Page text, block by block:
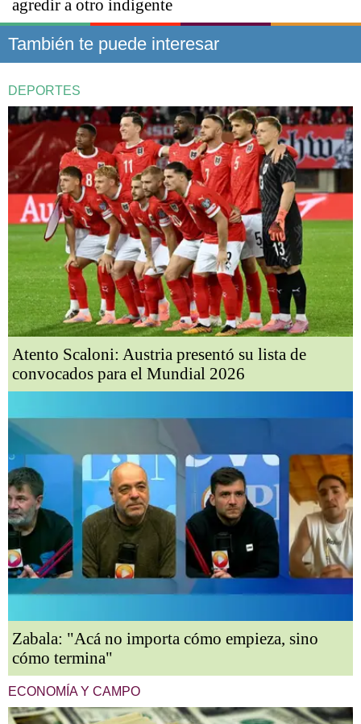
agredir a otro indigente
También te puede interesar
DEPORTES
Atento Scaloni: Austria presentó su lista de
convocados para el Mundial 2026
Zabala: "Acá no importa cómo empieza, sino
cómo termina"
ECONOMÍA Y CAMPO